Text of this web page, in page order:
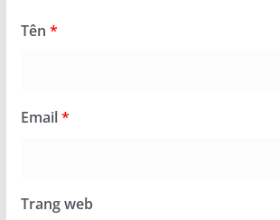
Tên *
Email*
Trang web